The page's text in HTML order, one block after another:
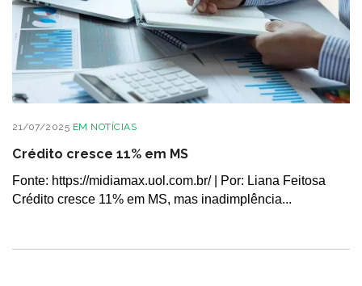
21/07/2025 EM NOTÍCIAS
Crédito cresce 11% em MS
Fonte: https://midiamax.uol.com.br/ | Por: Liana Feitosa
Crédito cresce 11% em MS, mas inadimplência...